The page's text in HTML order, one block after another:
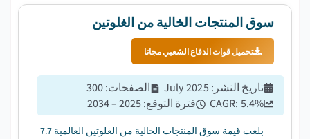
سوق المنتجات الخالية من الغلوتين
تحميل قوات الدفاع الشعبي مجانا
تاريخ النشر :
July 2025 الصفحات:
300
CAGR: 5.4% فترة التوقع:
2025 – 2034
بلغت قيمة سوق المنتجات الخالية من الغلوتين العالمية 7.7